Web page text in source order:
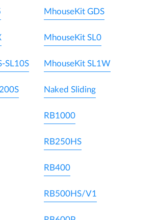
MhouseKit GDS
MhouseKit SL0
SL10S MhouseKit SL1W
Naked Sliding
RB1000
RB250HS
RB400
RB500HS/V1